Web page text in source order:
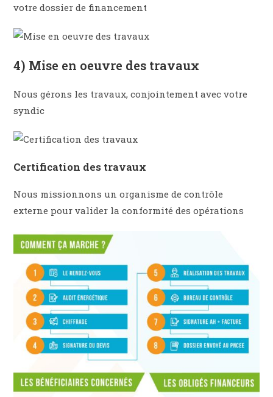
votre dossier de financement
4) Mise en oeuvre des travaux
Nous gérons les travaux, conjointement avec votre
syndic
Certification des travaux
Nous missionnons un organisme de contrôle
externe pour valider la conformité des opérations